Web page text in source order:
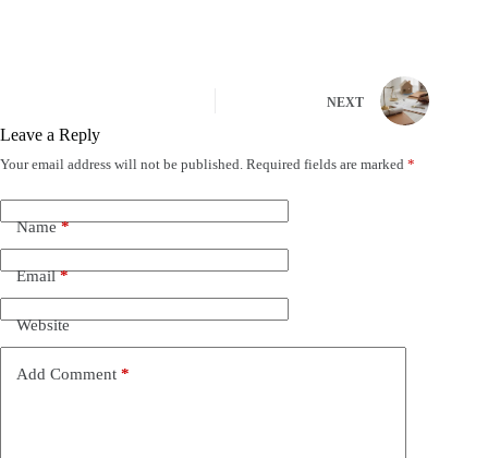
NEXT
Leave a Reply
Your email address will not be published. Required fields are marked *
Name*
Email*
Website
Add Comment *